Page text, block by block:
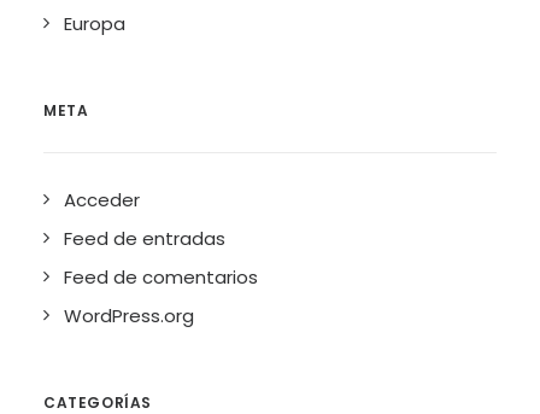
Europa
META
Acceder
Feed de entradas
Feed de comentarios
WordPress.org
CATEGORÍAS